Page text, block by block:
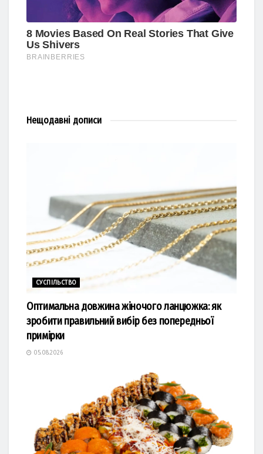
Нещодавні дописи
СУСПІЛЬСТВО
Оптимальна довжина жіночого ланцюжка: як
зробити правильний вибір без попередньої
примірки
05.08.2026